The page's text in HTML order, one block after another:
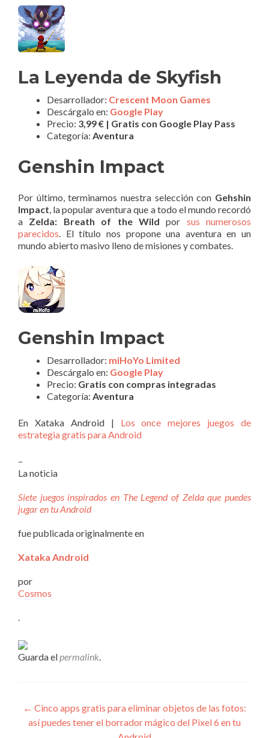
La Leyenda de Skyfish
Desarrollador: Crescent Moon Games
Descárgalo en: Google Play
Precio: 3,99 € | Gratis con Google Play Pass
Categoría: Aventura
Genshin Impact
Por último, terminamos nuestra selección con Gehshin
Impact, la popular aventura que a todo el mundo recordó
a Zelda: Breath of the Wild por sus numerosos
parecidos. El título nos propone una aventura en un
mundo abierto masivo lleno de misiones y combates.
Genshin Impact
Desarrollador: miHoYo Limited
Descárgalo en: Google Play
Precio: Gratis con compras integradas
Categoría: Aventura
En Xataka Android | Los once mejores juegos de
estrategia gratis para Android
–
La noticia
Siete juegos inspirados en The Legend of Zelda que puedes
jugar en tu Android
fue publicada originalmente en
Xataka Android
por
Cosmos
.
Guarda elpermalink.
Navegación
de
← Cinco apps gratis para eliminar objetos de las fotos:
así puedes tener el borrador mágico del Pixel 6 en tu